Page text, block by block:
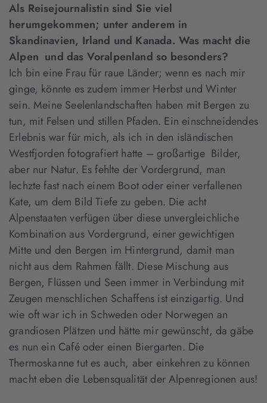
Als Reisejournalistin sind Sie viel
herumgekommen; unter anderem in
Skandinavien, Irland und Kanada. Was macht die
Alpen und das Voralpenland so besonders?
Ich bin eine Frau für raue Länder; wenn es nach mir
ginge, könnte es zudem immer Herbst und Winter
sein. Meine Seelenlandschaften haben mit Bergen zu
tun, mit Felsen und stillen Pfaden. Ein einschneidendes
Erlebnis war für mich, als ich in den isländischen
Westfjorden fotografiert hatte – großartige Bilder,
aber nur Natur. Es fehlte der Vordergrund, man
lechzte fast nach einem Boot oder einer verfallenen
Kate, um dem Bild Tiefe zu geben. Die acht
Alpenstaaten verfügen über diese unvergleichliche
Kombination aus Vordergrund, einer gewichtigen
Mitte und den Bergen im Hintergrund, damit man
nicht aus dem Rahmen fällt. Diese Mischung aus
Bergen, Flüssen und Seen immer in Verbindung mit
Zeugen menschlichen Schaffens ist einzigartig. Und
wie oft war ich in Schweden oder Norwegen an
grandiosen Plätzen und hätte mir gewünscht, da gäbe
es nun ein Café oder einen Biergarten. Die
Thermoskanne tut es auch, aber einkehren zu können
macht eben die Lebensqualität der Alpenregionen aus!